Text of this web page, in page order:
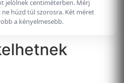
jelölnek centiméterben. Mérj
húzd túl szorosra. Két méret
a kényelmesebb.